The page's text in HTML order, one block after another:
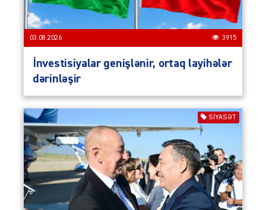
03.08.2026 3915
İnvestisiyalar genişlənir, ortaq layihələr
dərinləşir
SIYASƏT